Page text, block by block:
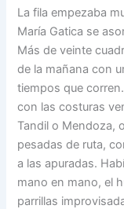
La fila empezaba
María Gatica se
Más de veinte
de la mañana con
tiempos que
con las costuras
Tandil o Mendoza,
pesadas de ruta,
a las apuradas.
mano en mano, el
parrillas